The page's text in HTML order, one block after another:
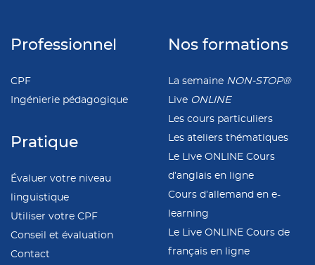
Professionnel
CPF
Ingénierie pédagogique
Pratique
Évaluer votre niveau
linguistique
Utiliser votre CPF
Conseil et évaluation
Contact
Nos formations
La semaine NON-STOP®
Live ONLINE
Les cours particuliers
Les ateliers thématiques
Le Live ONLINE Cours
d’anglais en ligne
Cours d’allemand en e-
learning
Le Live ONLINE Cours de
français en ligne